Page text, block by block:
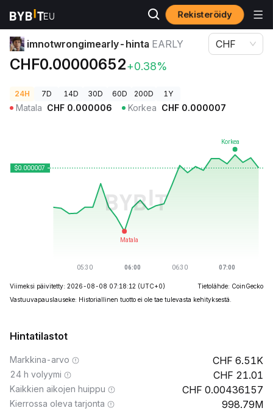
Rekisteröidy
Kryptohinnat imnotwrongimearly-hinta EARLY
imnotwrongimearly-hinta EARLY
CHF0.00000652+0.38%
CHF
24H 7D 14D 30D 60D 200D 1Y
Matala CHF 0.000006 Korkea CHF 0.000007
Viimeksi päivitetty: 2026-08-08 07:18:12 (UTC+0)
Tietolähde: CoinGecko
Vastuuvapauslauseke: Historiallinen tuotto ei ole tae tulevasta kehityksestä.
Hintatilastot
Markkina-arvo 6.51K
24 h volyymi 21.01
Kaikkien aikojen huippu 0.00436157
Kierrossa oleva tarjonta 998.79M